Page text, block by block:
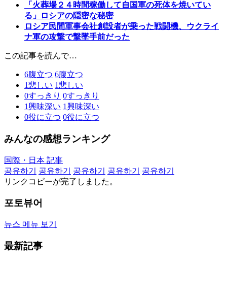
「火葬場２４時間稼働して自国軍の死体を焼いてい
る」ロシアの隠密な秘密
ロシア民間軍事会社創設者が乗った戦闘機、ウクライ
ナ軍の攻撃で撃墜手前だった
この記事を読んで…
6腹立つ 6腹立つ
1悲しい 1悲しい
0すっきり 0すっきり
1興味深い 1興味深い
0役に立つ 0役に立つ
みんなの感想ランキング
国際・日本 記事
공유하기
공유하기 공유하기 공유하기
공유하기
リンクコピーが完了しました。
포토뷰어
뉴스 메뉴 보기
最新記事